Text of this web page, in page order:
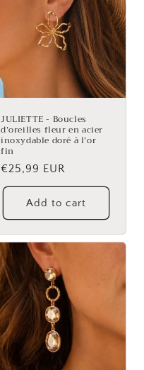
JULIETTE - Boucles
d’oreilles fleur en acier
inoxydable doré à l’or
fin
Regular
price
€25,99 EUR
Add to cart